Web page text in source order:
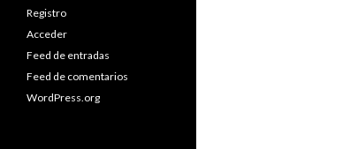
Registro
Acceder
Feed de entradas
Feed de comentarios
WordPress.org